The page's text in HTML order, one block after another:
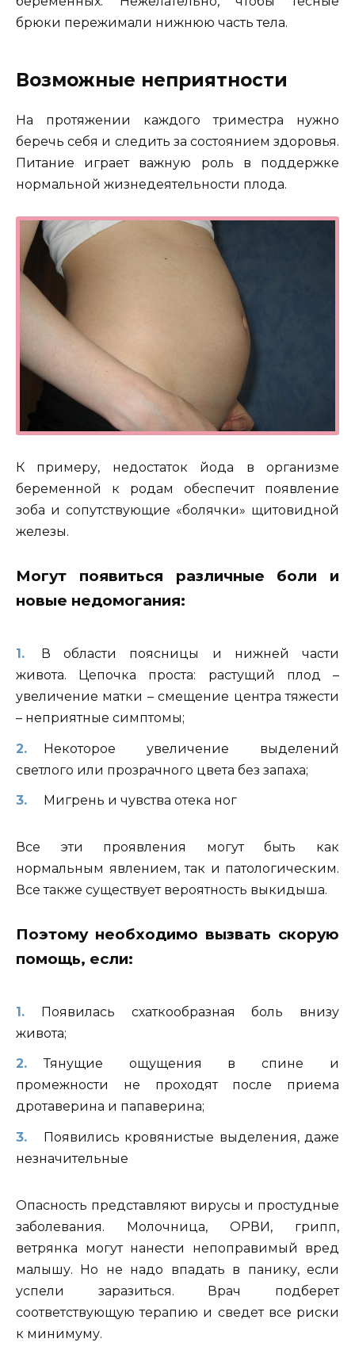
брюки пережимали нижнюю часть тела.
Возможные неприятности
На протяжении каждого триместра нужно
беречь себя и следить за состоянием здоровья.
Питание играет важную роль в поддержке
нормальной жизнедеятельности плода.
К примеру, недостаток йода в организме
беременной к родам обеспечит появление
зоба и сопутствующие «болячки» щитовидной
железы.
Могут появиться различные боли и
новые недомогания:
В области поясницы и нижней части
живота. Цепочка проста: растущий плод –
увеличение матки – смещение центра тяжести
– неприятные симптомы;
Некоторое увеличение выделений
светлого или прозрачного цвета без запаха;
Мигрень и чувства отека ног
Все эти проявления могут быть как
нормальным явлением, так и патологическим.
Все также существует вероятность выкидыша.
Поэтому необходимо вызвать скорую
помощь, если:
Появилась схаткообразная боль внизу
живота;
Тянущие ощущения в спине и
промежности не проходят после приема
дротаверина и папаверина;
Появились кровянистые выделения, даже
незначительные
Опасность представляют вирусы и простудные
заболевания. Молочница, ОРВИ, грипп,
ветрянка могут нанести непоправимый вред
малышу. Но не надо впадать в панику, если
успели заразиться. Врач подберет
соответствующую терапию и сведет все риски
к минимуму.